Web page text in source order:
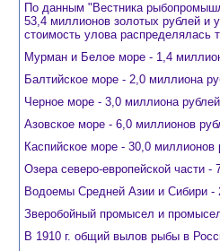
По данным "Вестника
53,4 миллионов золотых рублей и
стоимость улова распределялась
Мурман и Белое море - 1,4
Балтийское море - 2,0 миллиона
Черное море - 3,0 миллиона рублей
Азовское море - 6,0 миллионов
Каспийское море - 30,0 миллионов
Озера северо-европейской части -
Водоемы Средней Азии и Сибири -
Зверобойный промысел и
В 1910 г. общий вылов рыбы в